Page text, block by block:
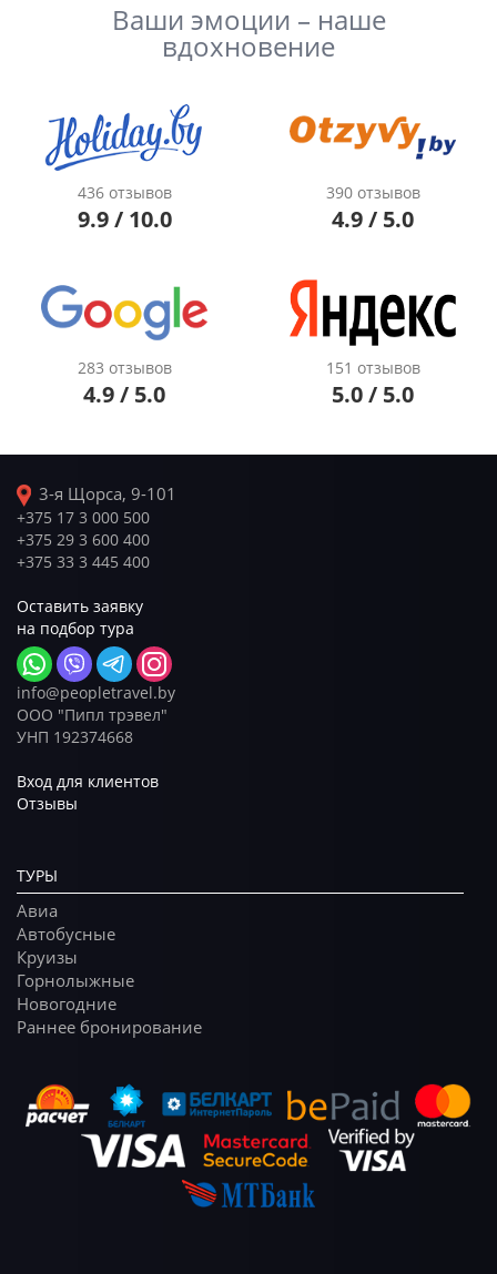
Ваши эмоции – наше
вдохновение
436 отзывов
9.9 / 10.0
390 отзывов
4.9 / 5.0
283 отзывов
4.9 / 5.0
151 отзывов
5.0 / 5.0
3-я Щорса, 9-101
+375 17 3 000 500
+375 29 3 600 400
+375 33 3 445 400
Оставить заявку
на подбор тура
info@peopletravel.by
ООО "Пипл трэвел"
УНП 192374668
Вход для клиентов
Отзывы
ТУРЫ
Авиа
Автобусные
Круизы
Горнолыжные
Новогодние
Раннее бронирование